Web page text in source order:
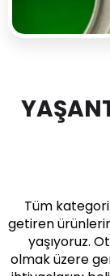
Tüm
getiren
yaşıyoruz.
olmak üzere